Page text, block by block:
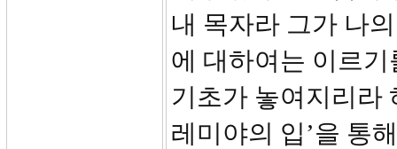
내 목자라 그가 나
에 대하여는 이르
기초가 놓여지리라
레미야의 입’을 통